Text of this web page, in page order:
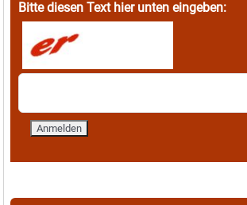
Bitte diesen Text hier unten eingeben: